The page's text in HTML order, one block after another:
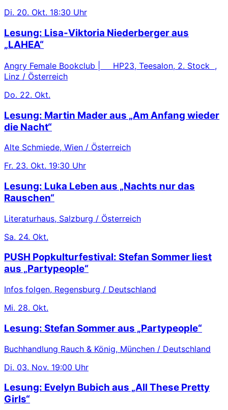
Di. 20. Okt. 18:30 Uhr
Lesung: Lisa-Viktoria Niederberger aus
„LAHEA“
Angry Female Bookclub | HP23, Teesalon, 2. Stock ,
Linz / Österreich
Do. 22. Okt.
Lesung: Martin Mader aus „Am Anfang wieder
die Nacht“
Alte Schmiede, Wien / Österreich
Fr. 23. Okt. 19:30 Uhr
Lesung: Luka Leben aus „Nachts nur das
Rauschen“
Literaturhaus, Salzburg / Österreich
Sa. 24. Okt.
PUSH Popkulturfestival: Stefan Sommer liest
aus „Partypeople“
Infos folgen, Regensburg / Deutschland
Mi. 28. Okt.
Lesung: Stefan Sommer aus „Partypeople“
Buchhandlung Rauch & König, München / Deutschland
Di. 03. Nov. 19:00 Uhr
Lesung: Evelyn Bubich aus „All These Pretty
Girls“